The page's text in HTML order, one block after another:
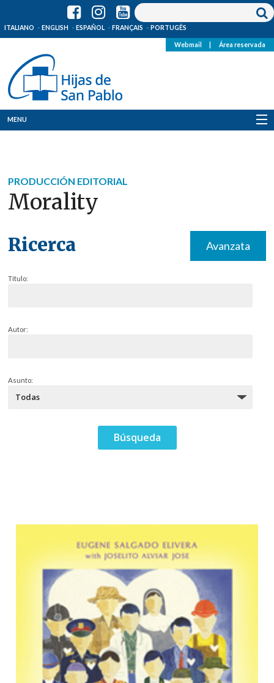
ITALIANO ENGLISH ESPAÑOL FRANÇAIS PORTUGÊS
Webmail Área reservada
MENU
Dónde estamos
Noticias
PRODUCCIÓN EDITORIAL
Morality
Ricerca Avanzata
Título:
Autor:
Asunto: